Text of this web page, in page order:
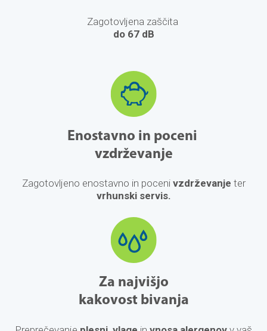
Zagotovljena zaščita
do 67 dB
Enostavno in poceni
vzdrževanje
Zagotovljeno enostavno in poceni vzdrževanje ter
vrhunski servis.
Za najvišjo
kakovost bivanja